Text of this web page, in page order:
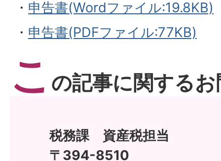
・ 申告書(Wordファイル:19.8KB)
・ 申告書(PDFファイル:77KB)
こ の記事に関する
税務課 資産税担当
〒394-8510